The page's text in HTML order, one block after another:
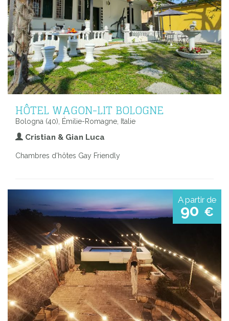
HÔTEL WAGON-LIT BOLOGNE
Bologna (40), Émilie-Romagne, Italie
Cristian & Gian Luca
Chambres d'hôtes Gay Friendly
A partir de
90 €